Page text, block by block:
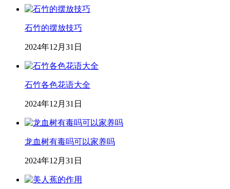
石竹的摆放技巧
2024年12月31日
石竹各色花语大全
2024年12月31日
龙血树有毒吗可以家养吗
2024年12月31日